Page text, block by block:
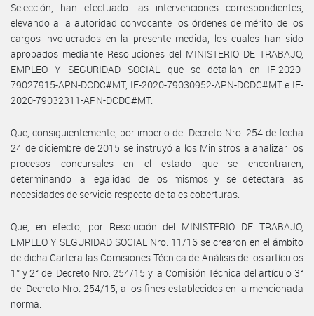
Selección, han efectuado las intervenciones correspondientes,
elevando a la autoridad convocante los órdenes de mérito de los
cargos involucrados en la presente medida, los cuales han sido
aprobados mediante Resoluciones del MINISTERIO DE TRABAJO,
EMPLEO Y SEGURIDAD SOCIAL que se detallan en IF-2020-
79027915-APN-DCDC#MT, IF-2020-79030952-APN-DCDC#MT e IF-
2020-79032311-APN-DCDC#MT.
Que, consiguientemente, por imperio del Decreto Nro. 254 de fecha
24 de diciembre de 2015 se instruyó a los Ministros a analizar los
procesos concursales en el estado que se encontraren,
determinando la legalidad de los mismos y se detectara las
necesidades de servicio respecto de tales coberturas.
Que, en efecto, por Resolución del MINISTERIO DE TRABAJO,
EMPLEO Y SEGURIDAD SOCIAL Nro. 11/16 se crearon en el ámbito
de dicha Cartera las Comisiones Técnica de Análisis de los artículos
1° y 2° del Decreto Nro. 254/15 y la Comisión Técnica del artículo 3°
del Decreto Nro. 254/15, a los fines establecidos en la mencionada
norma.